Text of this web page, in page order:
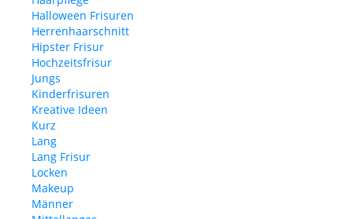
Halloween Frisuren
Herrenhaarschnitt
Hipster Frisur
Hochzeitsfrisur
Jungs
Kinderfrisuren
Kreative Ideen
Kurz
Lang
Lang Frisur
Locken
Makeup
Männer